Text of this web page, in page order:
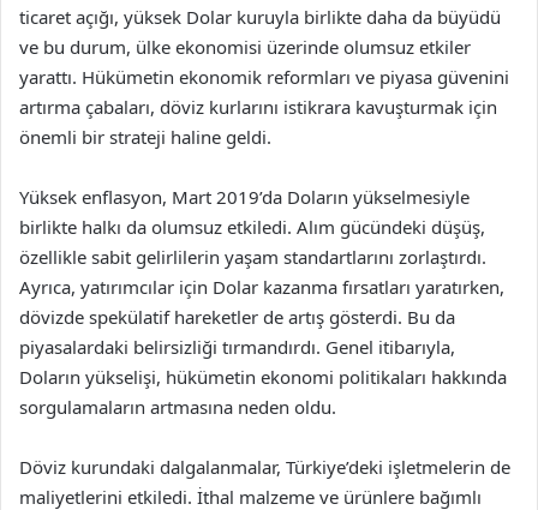
ticaret açığı, yüksek Dolar kuruyla birlikte daha da büyüdü
ve bu durum, ülke ekonomisi üzerinde olumsuz etkiler
yarattı. Hükümetin ekonomik reformları ve piyasa güvenini
artırma çabaları, döviz kurlarını istikrara kavuşturmak için
önemli bir strateji haline geldi.
Yüksek enflasyon, Mart 2019’da Doların yükselmesiyle
birlikte halkı da olumsuz etkiledi. Alım gücündeki düşüş,
özellikle sabit gelirlilerin yaşam standartlarını zorlaştırdı.
Ayrıca, yatırımcılar için Dolar kazanma fırsatları yaratırken,
dövizde spekülatif hareketler de artış gösterdi. Bu da
piyasalardaki belirsizliği tırmandırdı. Genel itibarıyla,
Doların yükselişi, hükümetin ekonomi politikaları hakkında
sorgulamaların artmasına neden oldu.
Döviz kurundaki dalgalanmalar, Türkiye’deki işletmelerin de
maliyetlerini etkiledi. İthal malzeme ve ürünlere bağımlı